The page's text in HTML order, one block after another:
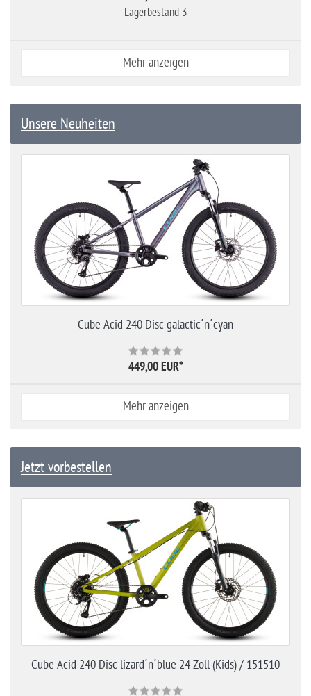
Lagerbestand 3
Mehr anzeigen
Unsere Neuheiten
Cube Acid 240 Disc galactic´n´cyan
449,00 EUR*
Mehr anzeigen
Jetzt vorbestellen
Cube Acid 240 Disc lizard´n´blue 24 Zoll (Kids) / 151510